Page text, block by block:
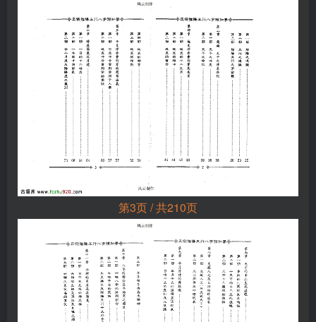
第3页 / 共210页